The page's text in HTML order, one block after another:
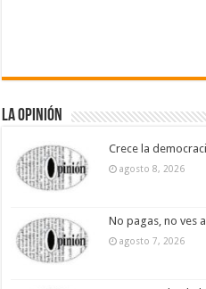
La Opinión
Crece la
agosto 8, 2026
No pagas, no ves
agosto 7, 2026